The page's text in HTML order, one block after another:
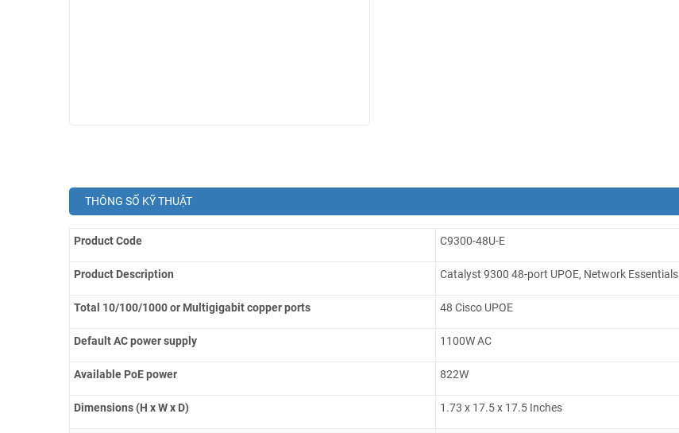
THÔNG SỐ KỸ THUẬT
Product Code C9300-48U-E
Product Description Catalyst 9300 48-port UPOE, Network Essentials
Total 10/100/1000 or Multigigabit copper ports 48 Cisco UPOE
Default AC power supply 1100W AC
Available PoE power 822W
Dimensions (H x W x D) 1.73 x 17.5 x 17.5 Inches